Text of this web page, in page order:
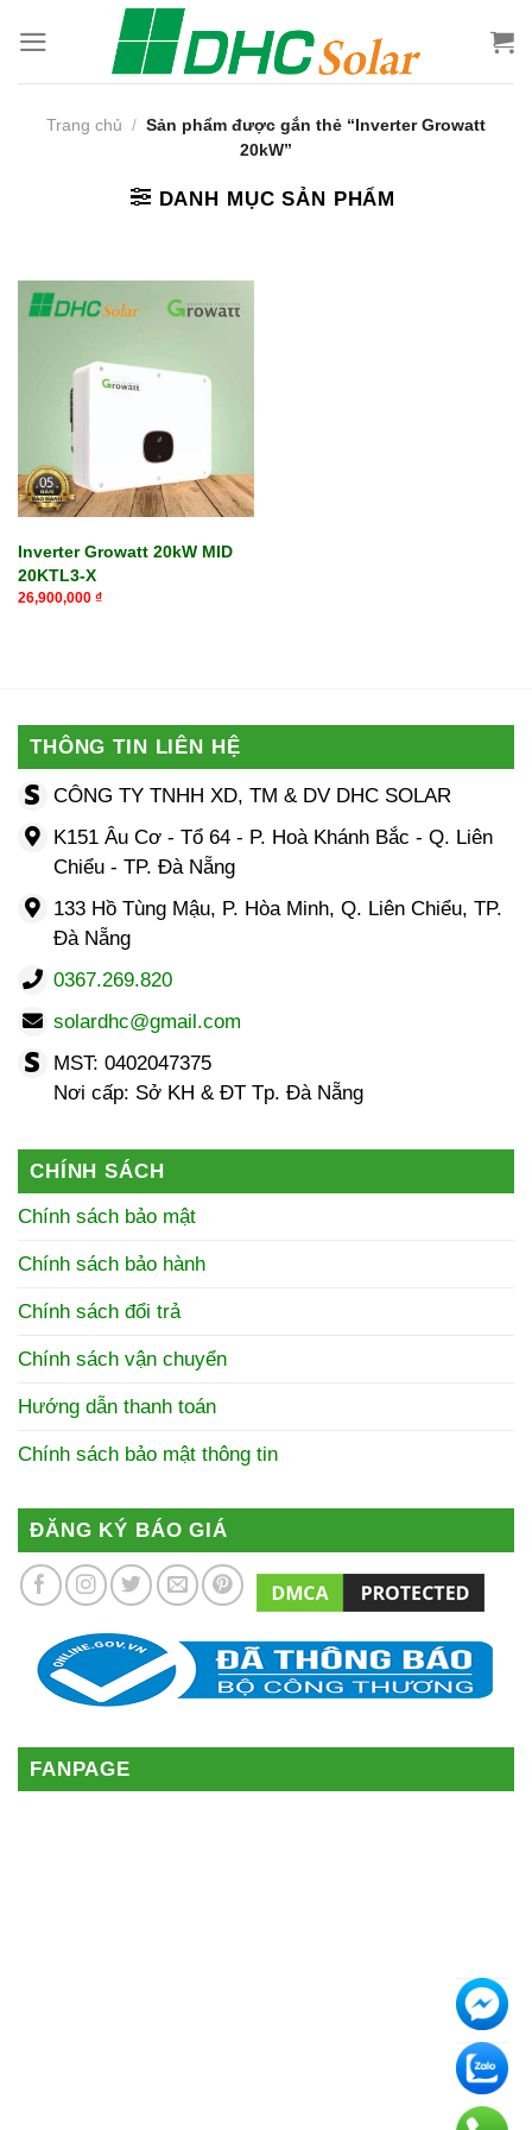
qua
nội
Trang chủ / Sản phẩm được gắn thẻ “Inverter Growatt
20kW”
DANH MỤC SẢN PHẨM
Inverter Growatt 20kW MID
20KTL3-X
26,900,000 ₫
THÔNG TIN LIÊN HỆ
CÔNG TY TNHH XD, TM & DV DHC SOLAR
K151 Âu Cơ - Tổ 64 - P. Hoà Khánh Bắc - Q. Liên
Chiểu - TP. Đà Nẵng
133 Hồ Tùng Mậu, P. Hòa Minh, Q. Liên Chiểu, TP.
Đà Nẵng
0367.269.820
solardhc@gmail.com
MST: 0402047375
Nơi cấp: Sở KH & ĐT Tp. Đà Nẵng
CHÍNH SÁCH
Chính sách bảo mật
Chính sách bảo hành
Chính sách đổi trả
Chính sách vận chuyển
Hướng dẫn thanh toán
Chính sách bảo mật thông tin
ĐĂNG KÝ BÁO GIÁ
FANPAGE